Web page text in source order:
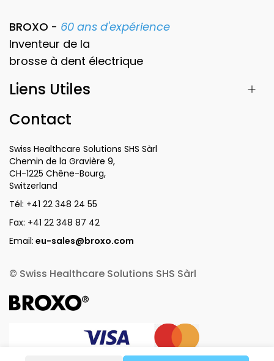
BROXO - 60 ans d'expérience
Inventeur de la
brosse à dent électrique
Liens Utiles
Contact
Swiss Healthcare Solutions SHS Sàrl
Chemin de la Gravière 9,
CH-1225 Chêne-Bourg,
Switzerland
Tél: +41 22 348 24 55
Fax: +41 22 348 87 42
Email: eu-sales@broxo.com
© Swiss Healthcare Solutions SHS Sàrl